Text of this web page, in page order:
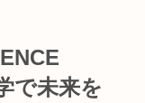
で未来を